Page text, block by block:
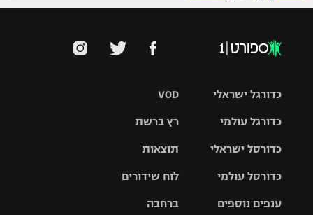
VOD
רץ ברשת
תוצאות
לוח שידורים
ברחבה
כדורגל ישראלי
גביע הטוטו
כדורגל עולמי
האלופות
ליגה
כדורסל ישראלי
סל
כדורסל עולמי
ענפים נוספים